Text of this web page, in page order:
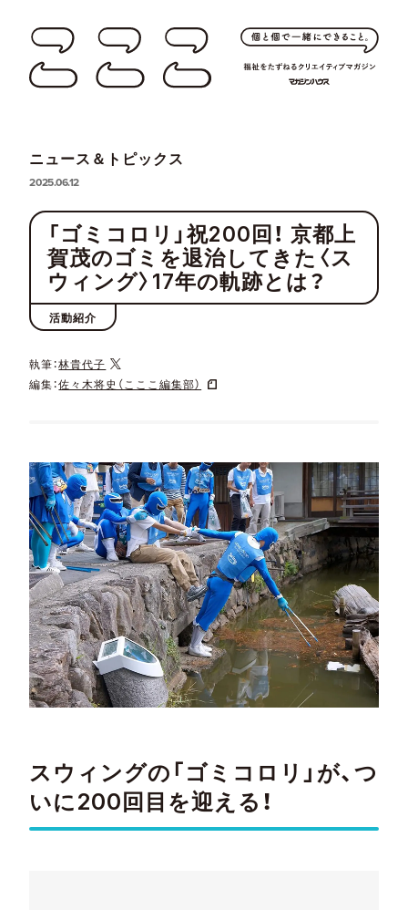
ニュース＆トピックス
2025.06.12
「ゴミコロリ」祝200回！ 京都上
賀茂のゴミを退治してきた〈ス
ウィング〉17年の軌跡とは？
活動紹介
執筆：林貴代子
編集：佐々木将史（こここ編集部）
スウィングの「ゴミコロリ」が、つ
いに200回目を迎える！